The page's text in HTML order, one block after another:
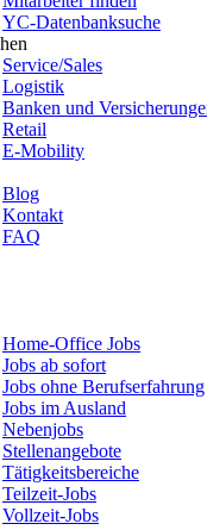
YC-Datenbanksuche
Service/Sales
Logistik
Banken und
Retail
E-Mobility
Blog
Kontakt
FAQ
Home-Office Jobs
Jobs ab sofort
Jobs ohne Berufserfahrung
Jobs im Ausland
Nebenjobs
Stellenangebote
Tätigkeitsbereiche
Teilzeit-Jobs
Vollzeit-Jobs